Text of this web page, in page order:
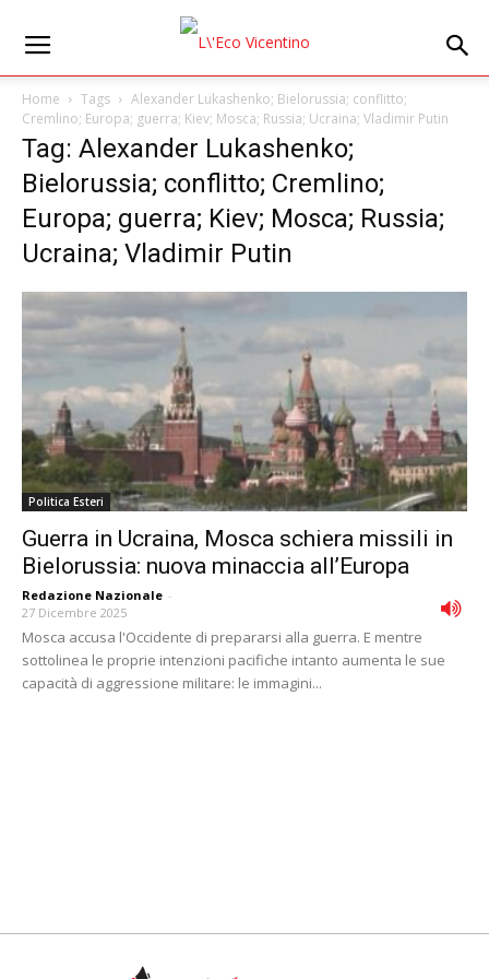
Home Tags
Alexander Lukashenko; Bielorussia; conflitto;
Cremlino; Europa; guerra; Kiev; Mosca; Russia; Ucraina; Vladimir Putin
Tag: Alexander Lukashenko;
Bielorussia; conflitto; Cremlino;
Europa; guerra; Kiev; Mosca; Russia;
Ucraina; Vladimir Putin
Politica Esteri
Guerra in Ucraina, Mosca schiera missili in
Bielorussia: nuova minaccia all’Europa
Redazione Nazionale -
27 Dicembre 2025
Mosca accusa l'Occidente di prepararsi alla guerra. E mentre
sottolinea le proprie intenzioni pacifiche intanto aumenta le sue
capacità di aggressione militare: le immagini...